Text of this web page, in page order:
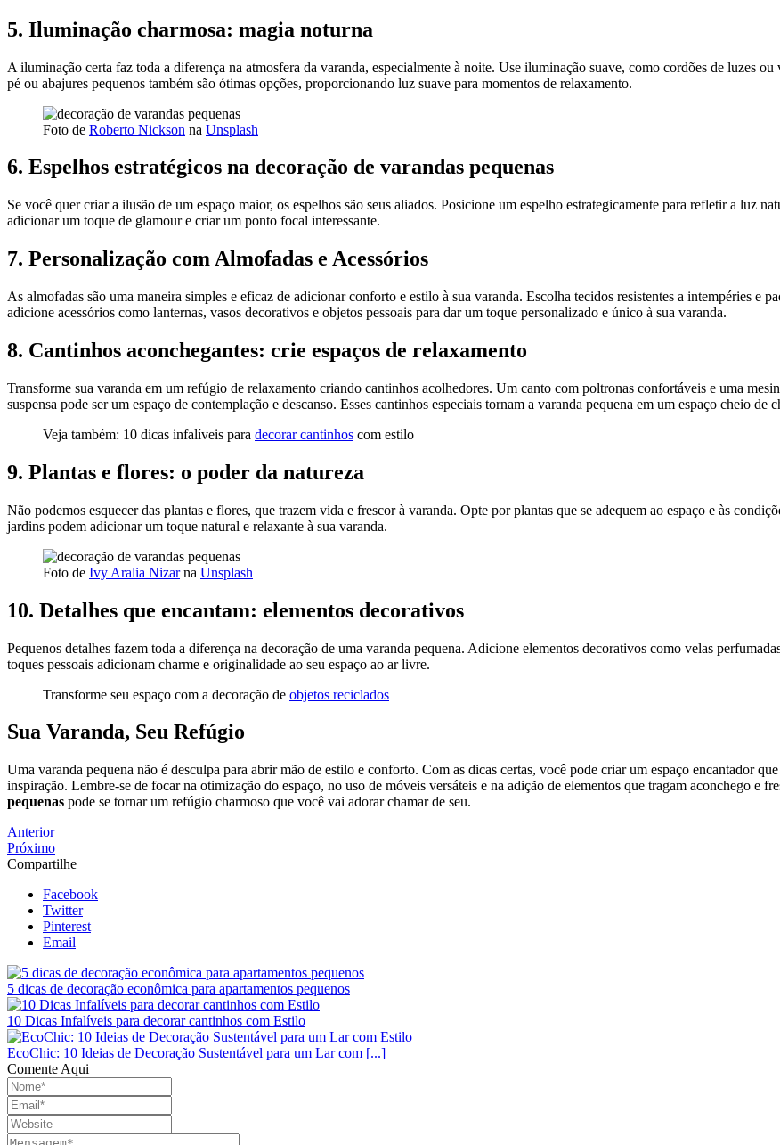
5. Iluminação charmosa: magia noturna
A iluminação certa faz toda a diferença na atmosfera da varanda, especialmente à noite. Use iluminação suave, como cordões de luzes
pé ou abajures pequenos também são ótimas opções, proporcionando luz suave para momentos de relaxamento.
Foto de Roberto Nickson na Unsplash
6. Espelhos estratégicos na decoração de varandas pequenas
Se você quer criar a ilusão de um espaço maior, os espelhos são seus aliados. Posicione um espelho estrategicamente para refletir a luz
adicionar um toque de glamour e criar um ponto focal interessante.
7. Personalização com Almofadas e Acessórios
As almofadas são uma maneira simples e eficaz de adicionar conforto e estilo à sua varanda. Escolha tecidos resistentes a intempéries e
adicione acessórios como lanternas, vasos decorativos e objetos pessoais para dar um toque personalizado e único à sua varanda.
8. Cantinhos aconchegantes: crie espaços de relaxamento
Transforme sua varanda em um refúgio de relaxamento criando cantinhos acolhedores. Um canto com poltronas confortáveis e uma
suspensa pode ser um espaço de contemplação e descanso. Esses cantinhos especiais tornam a varanda pequena em um espaço cheio de
Veja também: 10 dicas infalíveis para decorar cantinhos com estilo
9. Plantas e flores: o poder da natureza
Não podemos esquecer das plantas e flores, que trazem vida e frescor à varanda. Opte por plantas que se adequem ao espaço e às
jardins podem adicionar um toque natural e relaxante à sua varanda.
Foto de Ivy Aralia Nizarna Unsplash
10. Detalhes que encantam: elementos decorativos
Pequenos detalhes fazem toda a diferença na decoração de uma varanda pequena. Adicione elementos decorativos como velas
toques pessoais adicionam charme e originalidade ao seu espaço ao ar livre.
Transforme seu espaço com a decoração de objetos reciclados
Sua Varanda, Seu Refúgio
Uma varanda pequena não é desculpa para abrir mão de estilo e conforto. Com as dicas certas, você pode criar um espaço encantador
inspiração. Lembre-se de focar na otimização do espaço, no uso de móveis versáteis e na adição de elementos que tragam aconchego e
pequenas pode se tornar um refúgio charmoso que você vai adorar chamar de seu.
Anterior
Próximo
Compartilhe
Facebook
Twitter
Pinterest
Email
5 dicas de decoração econômica para apartamentos pequenos
10 Dicas Infalíveis para decorar cantinhos com Estilo
EcoChic: 10 Ideias de Decoração Sustentável para um Lar com [...]
Comente Aqui